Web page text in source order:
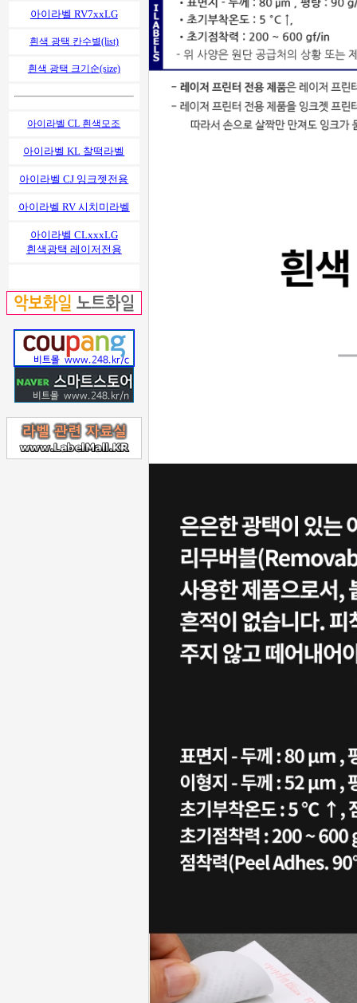
아이라벨 RV7xxLG
흰색 광택 칸수별(list)
흰색 광택 크기순(size)
아이라벨 CL 흰색모조
아이라벨 KL 찰떡라벨
아이라벨 CJ 잉크젯전용
아이라벨 RV 시치미라벨
아이라벨 CLxxxLG
흰색광택 레이저전용